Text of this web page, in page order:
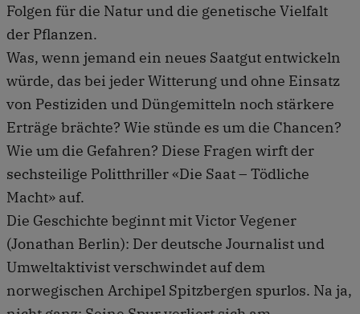
Folgen für die Natur und die genetische Vielfalt
der Pflanzen.
Was, wenn jemand ein neues Saatgut entwickeln
würde, das bei jeder Witterung und ohne Einsatz
von Pestiziden und Düngemitteln noch stärkere
Erträge brächte? Wie stünde es um die Chancen?
Wie um die Gefahren? Diese Fragen wirft der
sechsteilige Politthriller «Die Saat – Tödliche
Macht» auf.
Die Geschichte beginnt mit Victor Vegener
(Jonathan Berlin): Der deutsche Journalist und
Umweltaktivist verschwindet auf dem
norwegischen Archipel Spitzbergen spurlos. Na ja,